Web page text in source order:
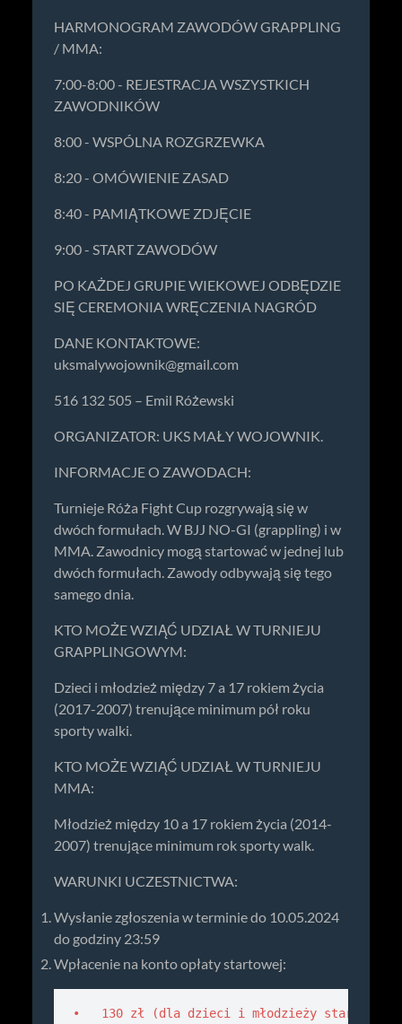
HARMONOGRAM ZAWODÓW GRAPPLING
/ MMA:
7:00-8:00 - REJESTRACJA WSZYSTKICH
ZAWODNIKÓW
8:00 - WSPÓLNA ROZGRZEWKA
8:20 - OMÓWIENIE ZASAD
8:40 - PAMIĄTKOWE ZDJĘCIE
9:00 - START ZAWODÓW
PO KAŻDEJ GRUPIE WIEKOWEJ ODBĘDZIE
SIĘ CEREMONIA WRĘCZENIA NAGRÓD
DANE KONTAKTOWE:
uksmalywojownik@gmail.com
516 132 505 – Emil Różewski
ORGANIZATOR: UKS MAŁY WOJOWNIK.
INFORMACJE O ZAWODACH:
Turnieje Róża Fight Cup rozgrywają się w
dwóch formułach. W BJJ NO-GI (grappling) i w
MMA. Zawodnicy mogą startować w jednej lub
dwóch formułach. Zawody odbywają się tego
samego dnia.
KTO MOŻE WZIĄĆ UDZIAŁ W TURNIEJU
GRAPPLINGOWYM:
Dzieci i młodzież między 7 a 17 rokiem życia
(2017-2007) trenujące minimum pół roku
sporty walki.
KTO MOŻE WZIĄĆ UDZIAŁ W TURNIEJU
MMA:
Młodzież między 10 a 17 rokiem życia (2014-
2007) trenujące minimum rok sporty walk.
WARUNKI UCZESTNICTWA:
Wysłanie zgłoszenia w terminie do 10.05.2024
do godziny 23:59
Wpłacenie na konto opłaty startowej:
•   130 zł (dla dzieci i młodzieży startującej